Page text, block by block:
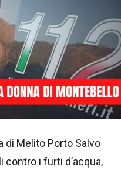
di Melito Porto Salvo
i furti d’acqua,